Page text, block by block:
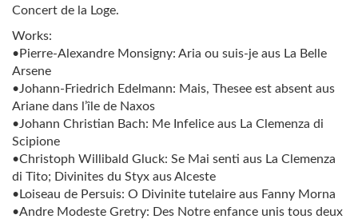
Concert de la Loge.
Works:
•Pierre-Alexandre Monsigny: Aria ou suis-je aus La Belle
Arsene
•Johann-Friedrich Edelmann: Mais, Thesee est absent aus
Ariane dans l’île de Naxos
•Johann Christian Bach: Me Infelice aus La Clemenza di
Scipione
•Christoph Willibald Gluck: Se Mai senti aus La Clemenza
di Tito; Divinites du Styx aus Alceste
•Loiseau de Persuis: O Divinite tutelaire aus Fanny Morna
•Andre Modeste Gretry: Des Notre enfance unis tous deux